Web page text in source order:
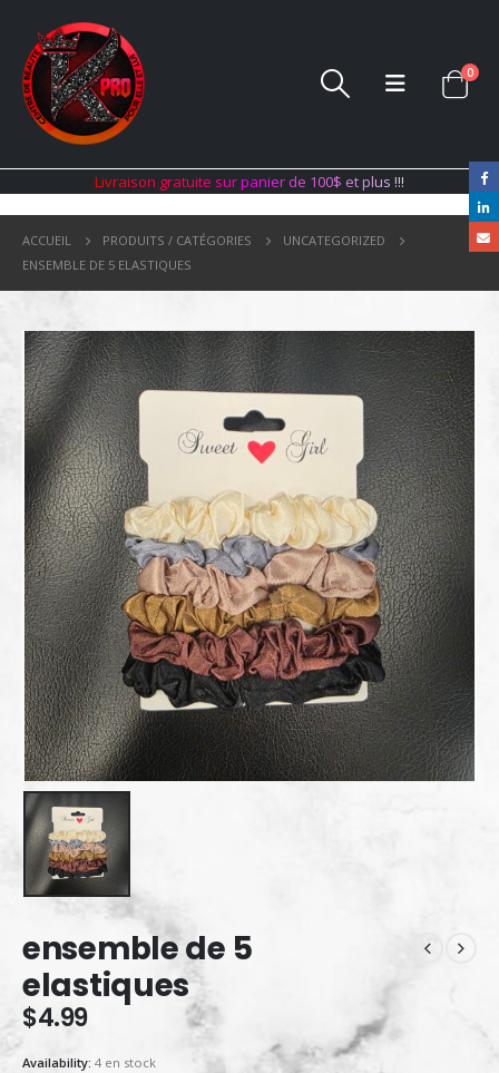
0
Livraison gratuite surpanier de 100$ etplus !!!
ACCUEIL PRODUITS / CATÉGORIES
UNCATEGORIZED
ENSEMBLE DE 5 ELASTIQUES
ensemble de 5
elastiques
$4.99
Availability: 4 en stock